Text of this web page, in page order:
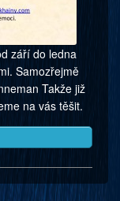
září do ledna
Samozřejmě
Takže již
na vás těšit.